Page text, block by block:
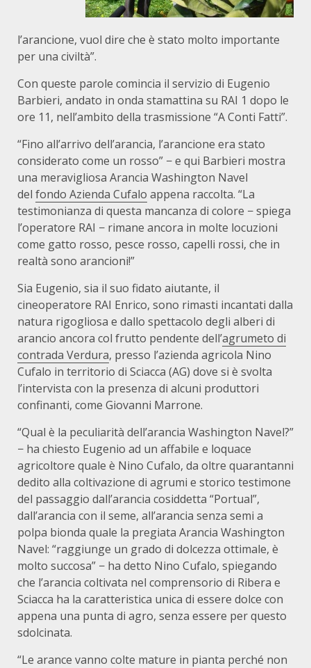
l’arancione, vuol dire che è stato molto importante
per una civiltà”.
Con queste parole comincia il servizio di Eugenio
Barbieri, andato in onda stamattina su RAI 1 dopo le
ore 11, nell’ambito della trasmissione “A Conti Fatti”.
“Fino all’arrivo dell’arancia, l’arancione era stato
considerato come un rosso” − e qui Barbieri mostra
una meravigliosa Arancia Washington Navel
del fondo Azienda Cufalo appena raccolta. “La
testimonianza di questa mancanza di colore − spiega
l’operatore RAI − rimane ancora in molte locuzioni
come gatto rosso, pesce rosso, capelli rossi, che in
realtà sono arancioni!”
Sia Eugenio, sia il suo fidato aiutante, il
cineoperatore RAI Enrico, sono rimasti incantati dalla
natura rigogliosa e dallo spettacolo degli alberi di
arancio ancora col frutto pendente dell’agrumeto di
contrada Verdura, presso l’azienda agricola Nino
Cufalo in territorio di Sciacca (AG) dove si è svolta
l’intervista con la presenza di alcuni produttori
confinanti, come Giovanni Marrone.
“Qual è la peculiarità dell’arancia Washington Navel?”
− ha chiesto Eugenio ad un affabile e loquace
agricoltore quale è Nino Cufalo, da oltre quarantanni
dedito alla coltivazione di agrumi e storico testimone
del passaggio dall’arancia cosiddetta “Portual”,
dall’arancia con il seme, all’arancia senza semi a
polpa bionda quale la pregiata Arancia Washington
Navel: “raggiunge un grado di dolcezza ottimale, è
molto succosa” − ha detto Nino Cufalo, spiegando
che l’arancia coltivata nel comprensorio di Ribera e
Sciacca ha la caratteristica unica di essere dolce con
appena una punta di agro, senza essere per questo
sdolcinata.
“Le arance vanno colte mature in pianta perché non